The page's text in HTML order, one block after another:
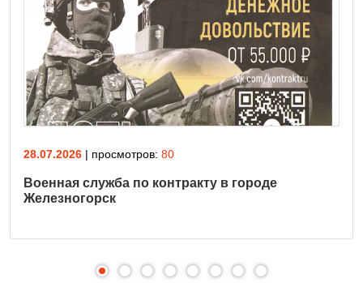
28.07.2026 | просмотров: 80
Военная служба по контракту в городе
Железногорск